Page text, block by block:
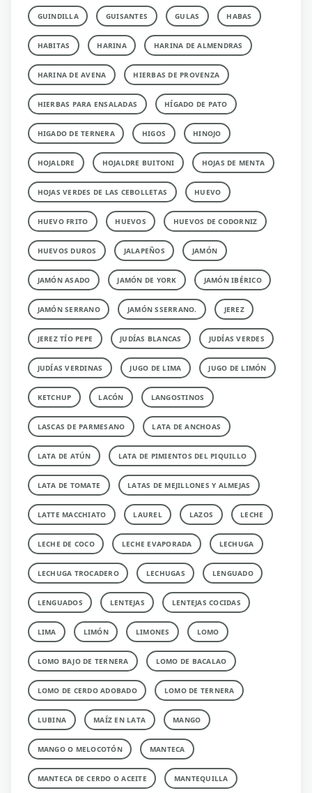
GUINDILLA GUISANTES GULAS HABAS
HABITAS HARINA HARINA DE ALMENDRAS
HARINA DE AVENA HIERBAS DE PROVENZA
HIERBAS PARA ENSALADAS HÍGADO DE PATO
HIGADO DE TERNERA HIGOS HINOJO
HOJALDRE HOJALDRE BUITONI HOJAS DE MENTA
HOJAS VERDES DE LAS CEBOLLETAS HUEVO
HUEVO FRITO HUEVOS HUEVOS DE CODORNIZ
HUEVOS DUROS JALAPEÑOS JAMÓN
JAMÓN ASADO JAMÓN DE YORK JAMÓN IBÉRICO
JAMÓN SERRANO JAMÓN SSERRANO. JEREZ
JEREZ TÍO PEPE JUDÍAS BLANCAS JUDÍAS VERDES
JUDÍAS VERDINAS JUGO DE LIMA JUGO DE LIMÓN
KETCHUP LACÓN LANGOSTINOS
LASCAS DE PARMESANO LATA DE ANCHOAS
LATA DE ATÚN LATA DE PIMIENTOS DEL PIQUILLO
LATA DE TOMATE LATAS DE MEJILLONES Y ALMEJAS
LATTE MACCHIATO LAUREL LAZOS LECHE
LECHE DE COCO LECHE EVAPORADA LECHUGA
LECHUGA TROCADERO LECHUGAS LENGUADO
LENGUADOS LENTEJAS LENTEJAS COCIDAS
LIMA LIMÓN LIMONES LOMO
LOMO BAJO DE TERNERA LOMO DE BACALAO
LOMO DE CERDO ADOBADO LOMO DE TERNERA
LUBINA MAÍZ EN LATA MANGO
MANGO O MELOCOTÓN MANTECA
MANTECA DE CERDO O ACEITE MANTEQUILLA